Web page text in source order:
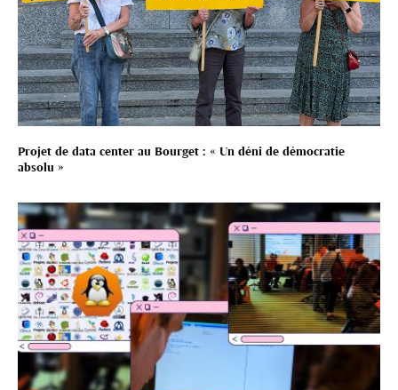
Projet de data center au Bourget : « Un déni de démocratie
absolu »